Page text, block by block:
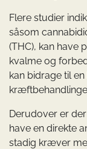
Flere studier
såsom
(THC), kan have
kvalme og
kan bidrage til
Derudover er
have en direkte
stadig kræver